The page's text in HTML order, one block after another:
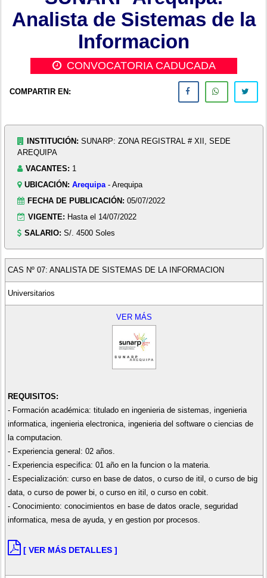
Analista de Sistemas de la
Informacion
CONVOCATORIA CADUCADA
COMPARTIR EN:
INSTITUCIÓN: SUNARP: ZONA REGISTRAL # XII, SEDE
AREQUIPA
VACANTES: 1
UBICACIÓN: Arequipa - Arequipa
FECHA DE PUBLICACIÓN: 05/07/2022
VIGENTE: Hasta el 14/07/2022
SALARIO: S/. 4500 Soles
CAS Nº 07: ANALISTA DE SISTEMAS DE LA INFORMACION
Universitarios
VER MÁS
REQUISITOS:
- Formación académica: titulado en ingenieria de sistemas, ingenieria
informatica, ingenieria electronica, ingenieria del software o ciencias de
la computacion.
- Experiencia general: 02 años.
- Experiencia especifica: 01 año en la funcion o la materia.
- Especialización: curso en base de datos, o curso de itil, o curso de big
data, o curso de power bi, o curso en itil, o curso en cobit.
- Conocimiento: conocimientos en base de datos oracle, seguridad
informatica, mesa de ayuda, y en gestion por procesos.
[ VER MÁS DETALLES ]